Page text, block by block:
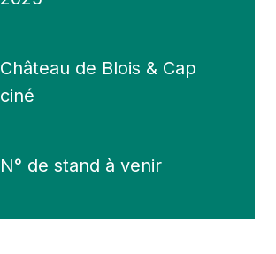
Château de Blois & Cap
ciné
N° de stand à venir